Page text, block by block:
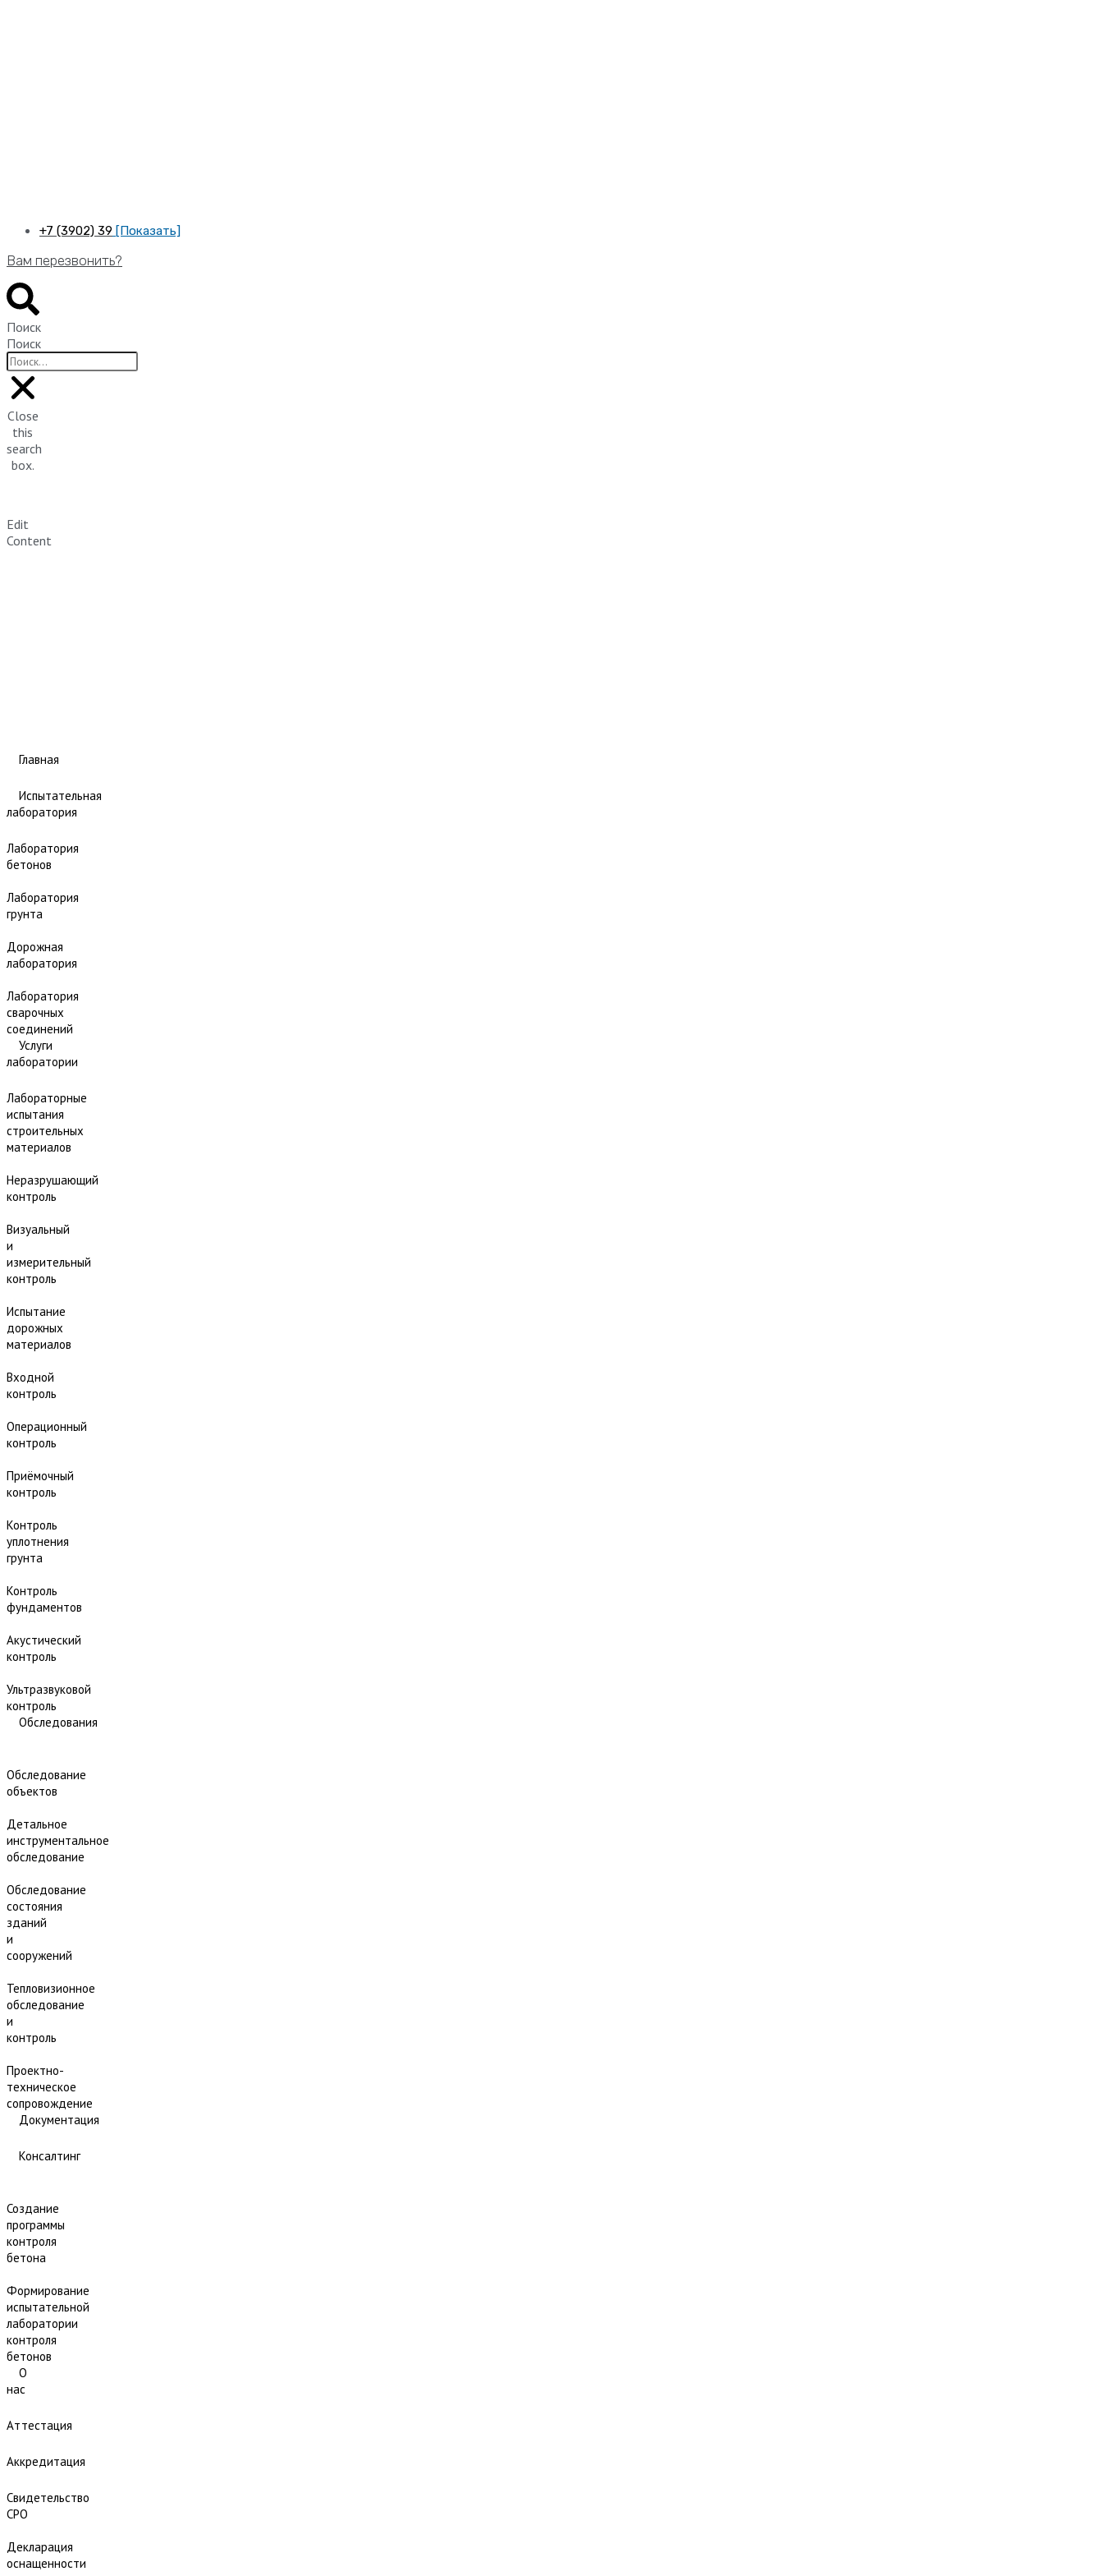
+7 (3902) 39 [Показать]
Вам перезвонить?
Поиск
Поиск
Close
this
search
box.
Edit
Content
Главная
Испытательная
лаборатория
Лаборатория
бетонов
Лаборатория
грунта
Дорожная
лаборатория
Лаборатория
сварочных
соединений
Услуги
лаборатории
Лабораторные
испытания
строительных
материалов
Неразрушающий
контроль
Визуальный
и
измерительный
контроль
Испытание
дорожных
материалов
Входной
контроль
Операционный
контроль
Приёмочный
контроль
Контроль
уплотнения
грунта
Контроль
фундаментов
Акустический
контроль
Ультразвуковой
контроль
Обследования
Обследование
объектов
Детальное
инструментальное
обследование
Обследование
состояния
зданий
и
сооружений
Тепловизионное
обследование
и
контроль
Проектно-
техническое
сопровождение
Документация
Консалтинг
Создание
программы
контроля
бетона
Формирование
испытательной
лаборатории
контроля
бетонов
О
нас
Аттестация
Аккредитация
Свидетельство
СРО
Декларация
оснащенности